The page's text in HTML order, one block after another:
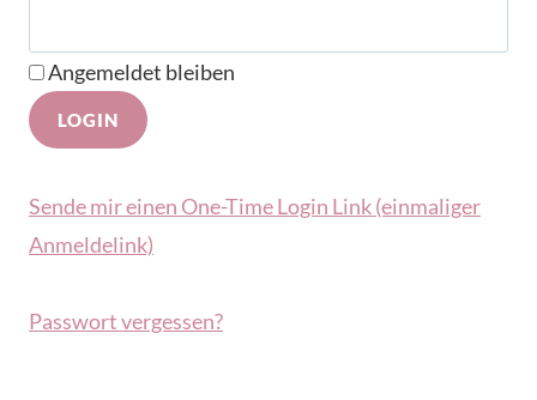
Angemeldet bleiben
Sende mir einen One-Time Login Link (einmaliger
Anmeldelink)
Passwort vergessen?